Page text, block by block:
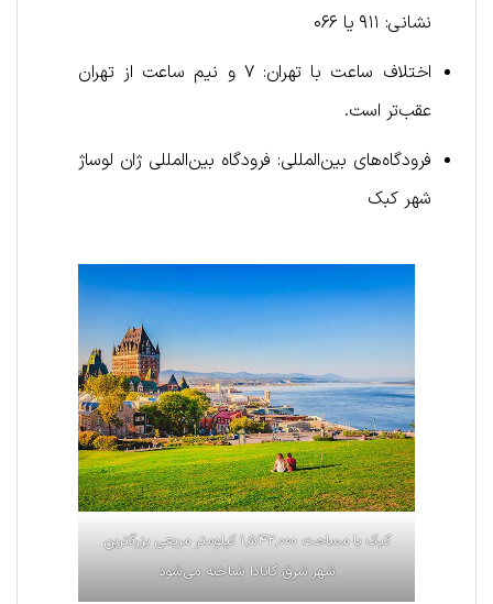
نشانی: ۹۱۱ یا ۰۶۶
اختلاف ساعت با تهران: ۷ و نیم ساعت از تهران
عقب‌تر است.
فرودگاه‌های بین‌المللی: فرودگاه بین‌المللی ژان لوساژ
شهر کبک
کبک با مساحت ۱٬۵۴۲٬۰۰۰ کیلومتر مربعی بزرگترین
شهر شرق کانادا شناخته می‌شود